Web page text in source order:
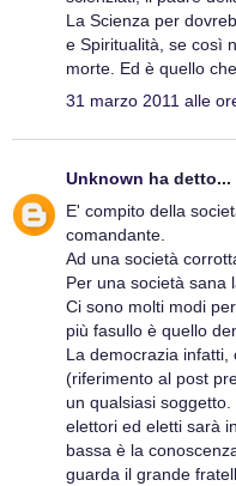
La Scienza per
e Spiritualità, se così
morte. Ed è quello
31 marzo 2011 alle
Unknown ha detto...
E' compito della
comandante.
Ad una società
Per una società sana
Ci sono molti modi
più fasullo è quello
La democrazia infatti,
(riferimento al post
un qualsiasi
elettori ed eletti sarà
bassa è la
guarda il grande